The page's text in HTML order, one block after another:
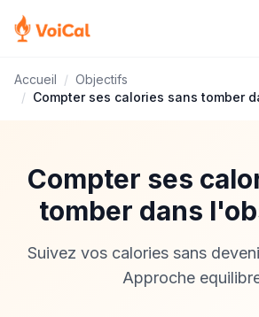
Accueil / Objectifs
/ Compter ses calories sans tomber
Compter ses
tomber dans
Suivez vos calories sans
Approche